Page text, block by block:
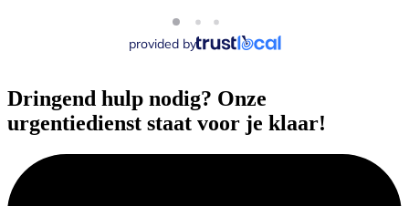
provided by
Dringend hulp nodig? Onze
urgentiedienst staat voor je klaar!